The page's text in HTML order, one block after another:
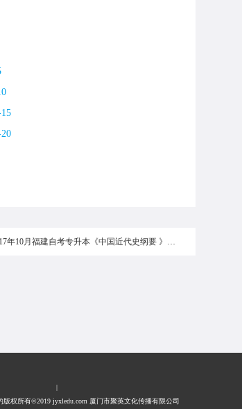
下一篇：2017年10月福建自考专升本《中国近代史纲要 》真题非选择题
|
版权所有©2019 jyxledu.com 厦门市聚英文化传播有限公司